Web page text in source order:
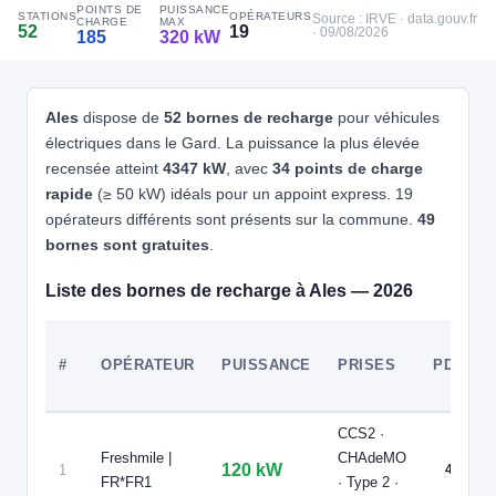
4 DEJA BLUE FRANCE
BMW Alès
⚡ 50 kW CCS2 · CHAdeMO · Type 2 · EF 5 PDC
🅿️ Parking privé à usage public Recharge gratuite
CB acceptée
♿ Accessible PMR
Accès libre Réservable 🏍️ 2 roues
🧭 S'y rendre
IZIVIA
IZIVIA FAST - McDonald's - Alès
⚡ 150 kW CCS2 · CHAdeMO · Type 2 · EF 2 PDC
🅿️ Bord de rue
🧭 S'y rendre
📍 1019 B Ancien chemin de Mons
⚡ 120 kW CCS2 · CHAdeMO · Type 2 · EF 4 PDC
⚡ 120 kW
⚡ 50 kW
⚡ 22.08 kW
⚡ 22 kW
⚡ 22 kW
STATIONS
52
POINTS DE
CHARGE
185
PUISSANCE
MAX
320 kW
OPÉRATEURS
19
Source : IRVE · data.gouv.fr
· 09/08/2026
Ales dispose de 52 bornes de recharge pour véhicules
électriques dans le Gard. La puissance la plus élevée
recensée atteint 4347 kW , avec 34 points de charge
rapide (≥ 50 kW) idéals pour un appoint express. 19
opérateurs différents sont présents sur la commune. 49
bornes sont gratuites
Liste des bornes de recharge à Ales — 2026
# OPÉRATEUR PUISSANCE PRISES PDC
1
Freshmile |
FR*FR1
120 kW
CCS2 ·
CHAdeMO
· Type 2 ·
4